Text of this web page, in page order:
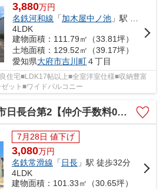
3,880万円
名鉄河和線 「加木屋中ノ池 」駅 徒歩35分
4LDK
建物面積：111.79㎡（33.81坪）
土地面積：129.52㎡（39.17坪）
愛知県大府市吉川町４丁目
住宅■LDK17帖以上■全室洋室仕様■収納豊富
ット■ワイドバルコニー
日長台第2【仲介手数料0円】
7月28日 値下げ
3,080万円
名鉄常滑線 「 日長」駅 徒歩32分
4LDK
建物面積：101.33㎡（30.65坪）